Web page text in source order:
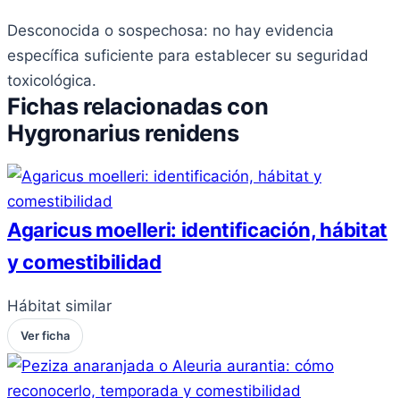
Desconocida o sospechosa: no hay evidencia
específica suficiente para establecer su seguridad
toxicológica.
Fichas relacionadas con
Hygronarius renidens
Agaricus moelleri: identificación, hábitat
y comestibilidad
Hábitat similar
Ver ficha